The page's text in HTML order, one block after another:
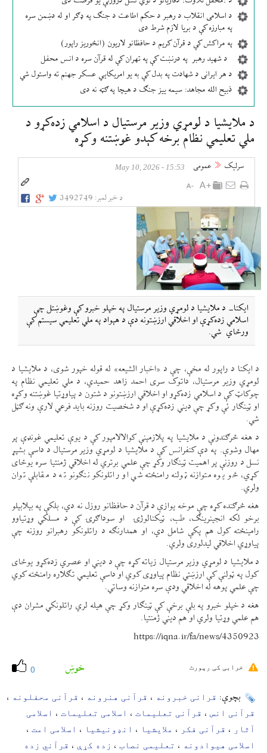
د اسلامی انقلاب د رهبر د حکم اطاعت د جنګ په ډګر او له دښمن سره
په مبارزه کې د بریا لازم شرط دی
په مراکش کې د قرآن کریم د حافظانو لاریون (انځوریز راپور)
د شهید رهبر په درنښت کې په تهران کې له قرآن سره د انس محفل
د هر ایرانی د شهادت په بدل کې به یو امریکایي عسکر جهنم ته واستول شي
ذبیح الله مجاهد: سیمه ییز جنګ د هیچا په ګټه نه دی
د ملایشیا د لومړي وزیر مرستیال د اسلامي زده‌کړو د
ملي تعلیمي نظام برخه کېدو غوښتنه وکړه
سرلیک عمومی 15:53 - May 10, 2026
د خبر لمبر: 3492749
ایکنا- د ملایشیا د لومړي وزیر مرستیال په خپلو خبرو کې وغوښتل چې
اسلامي زده‌کړې او اخلاقي ارزښتونه دې د هېواد په ملي تعلیمي سیستم کې
ورځاي شي.
د ایکنا د راپور له مخې، چې د «اخبار الشیعه» له قوله خپور شوی، د ملایشیا د
لومړي وزیر مرستیال، داتوک سری احمد زاهد حمیدي، د ملي تعلیمي نظام په
چوکاټ کې د اسلامي زده‌کړو او اخلاقي ارزښتونو د شتون د پیاوړتیا غوښتنه وکړه
او ټینګار ئې وکړ چې دیني زده‌کړې او د شخصیت روزنه باید فرعي لارې ونه ګڼل
شي.
د هغه څرګندونې د ملایشیا په پلازمېنې کوالالامپور کې د یوې تعلیمي غونډې پر
مهال وشوې. په دې کنفرانس کې د ملایشیا د لومړي وزیر مرستیال د داسې بشپړ
نسل د روزنې پر اهمیت ټینګار وکړ چې علمي برتري له اخلاقي ژمنتیا سره یوځای
کړي، څو یوه متوازنه ټولنه رامنځته شي او راتلونکو ننګونو ته د مقابلې توان
ولري.
هغه څرګنده کړه چې موخه یوازې د قرآن د حافظانو روزل نه دي، بلکې په بېلابېلو
برخو لکه انجینرینګ، طب، ټیکنالوژۍ او سوداګرۍ کې د مسلکي وړتیاوو
رامینځته کول هم پکې شامل دي، او همدارنګه د راتلونکو رهبرانو روزنه چې
پياوړي اخلاقي لیدلوری ولري.
د ملایشیا د لومړي وزیر مرستیال زیاته کړه چې د دیني او عصري زده‌کړو یوځای
کول په ټولنې کې ارزښتي نظام پیاوړی کوي او داسې تعلیمي تګلاره رامنځته کوي
چې علمي پوهه له اخلاقي ودې سره متوازنه وساتي.
هغه د خپلو خبرو په بلې برخې کې ټینګار وکړ چې هیله لري راتلونکي مشران دې
هم علمي وړتیا ولري او هم دیني ژمنتیا.
https://iqna.ir/fa/news/4350923
0 خوښ خرابی کی رپورٹ
بچوې: قرانی خبرونه ، قرآنی هنرونه ، قرآنی محفلونه ،
قرآنی انس ، قرآنی تعلیمات ، اسلامی تعلیمات ، اسلامی
آثار ، قرآنی فکر ، ملایشیا ، انډونیشیا ، اسلامی امت ،
اسلامی هیوادونه ، تعلیمی نصاب ، زده کړې ، قرآني زده